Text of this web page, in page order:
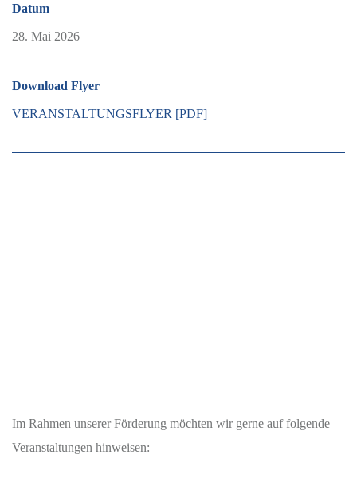
Datum
28. Mai 2026
Download Flyer
VERANSTALTUNGSFLYER [PDF]
Im Rahmen unserer Förderung möchten wir gerne auf folgende
Veranstaltungen hinweisen: